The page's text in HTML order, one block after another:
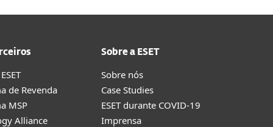
de Revenda
MSP
Alliance
Sobre a ESET
Sobre nós
Case Studies
ESET durante COVID-19
Imprensa